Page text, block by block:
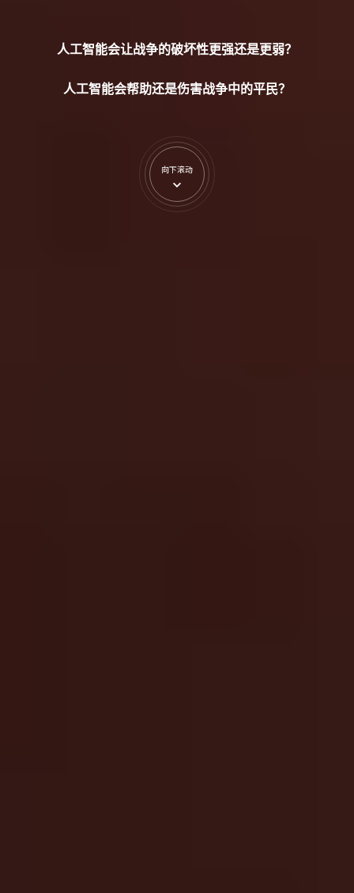
人工智能会让战争的破坏性更强还是更弱？
人工智能会帮助还是伤害战争中的平民？
向下滚动